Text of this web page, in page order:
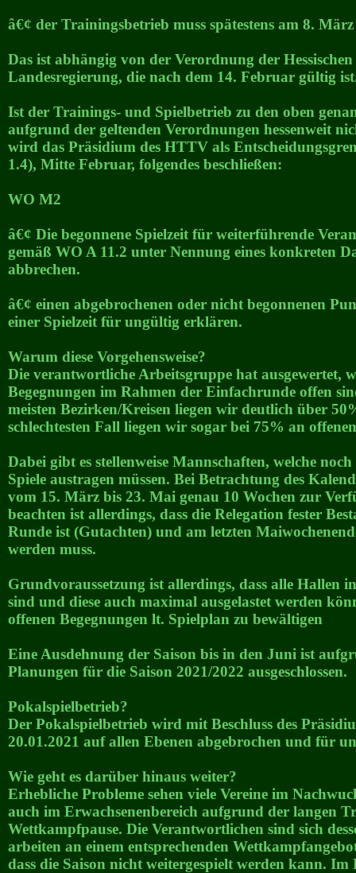
â€¢ der Trainingsbetrieb muss spätestens am 8.
Das ist abhängig von der Verordnung der Hessischen
Landesregierung, die nach dem 14. Februar gültig
Ist der Trainings- und Spielbetrieb zu den oben
aufgrund der geltenden Verordnungen hessenweit
wird das Präsidium des HTTV als
1.4), Mitte Februar, folgendes beschließen:
WO M2
â€¢ Die begonnene Spielzeit für weiterführende
gemäß WO A 11.2 unter Nennung eines konkreten
abbrechen.
â€¢ einen abgebrochenen oder nicht begonnenen
einer Spielzeit für ungültig erklären.
Warum diese Vorgehensweise?
Die verantwortliche Arbeitsgruppe hat ausgewertet,
Begegnungen im Rahmen der Einfachrunde offen
meisten Bezirken/Kreisen liegen wir deutlich über
schlechtesten Fall liegen wir sogar bei 75% an
Dabei gibt es stellenweise Mannschaften, welche
Spiele austragen müssen. Bei Betrachtung des
vom 15. März bis 23. Mai genau 10 Wochen zur
beachten ist allerdings, dass die Relegation fester
Runde ist (Gutachten) und am letzten
werden muss.
Grundvoraussetzung ist allerdings, dass alle Hallen
sind und diese auch maximal ausgelastet werden
offenen Begegnungen lt. Spielplan zu bewältigen
Eine Ausdehnung der Saison bis in den Juni ist
Planungen für die Saison 2021/2022 ausgeschlossen.
Pokalspielbetrieb?
Der Pokalspielbetrieb wird mit Beschluss des
20.01.2021 auf allen Ebenen abgebrochen und für
Wie geht es darüber hinaus weiter?
Erhebliche Probleme sehen viele Vereine im
auch im Erwachsenenbereich aufgrund der langen
Wettkampfpause. Die Verantwortlichen sind sich
arbeiten an einem entsprechenden
dass die Saison nicht weitergespielt werden kann. Im